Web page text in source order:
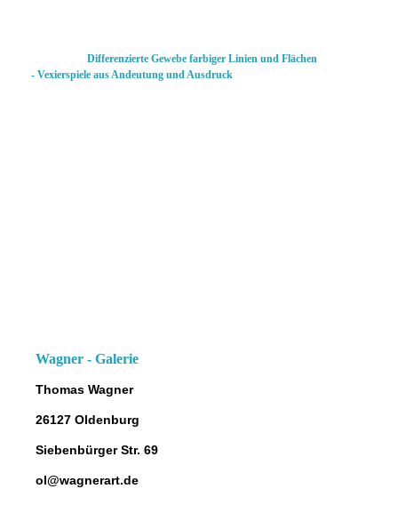
Differenzierte Gewebe farbiger Linien und Flächen
- Vexierspiele aus Andeutung und Ausdruck
Wagner - Galerie
Thomas Wagner
26127 Oldenburg
Siebenbürger Str. 69
ol@wagnerart.de